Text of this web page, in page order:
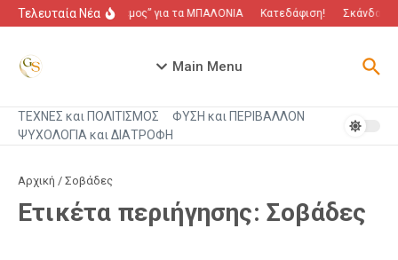
Μετάβαση στο περιεχόμενο
Τελευταία Νέα“Πόλεμος” για τα ΜΠΑΛΟΝΙΑ Κατεδάφιση! Σκάνδαλο
Main Menu
ΤΕΧΝΕΣ και ΠΟΛΙΤΙΣΜΟΣ
ΦΥΣΗ και ΠΕΡΙΒΑΛΛΟΝ
ΨΥΧΟΛΟΓΙΑ και ΔΙΑΤΡΟΦΗ
Αρχική / Σοβάδες
Ετικέτα περιήγησης: Σοβάδες